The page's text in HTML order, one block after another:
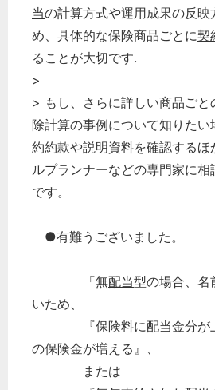
当の計算方式や運用成果の反映
め、具体的な保険商品ごとに契
ることが大切です.
>
> もし、さらに詳しい商品ご
除計算の事例について知りたい
約約款や説明資料を確認するほ
ルプランナーなどの専門家に
です。
●有難うございました。
「無配当型の場合、名
いため、
『保険料に配当金分が
の保険金が増える』、
または